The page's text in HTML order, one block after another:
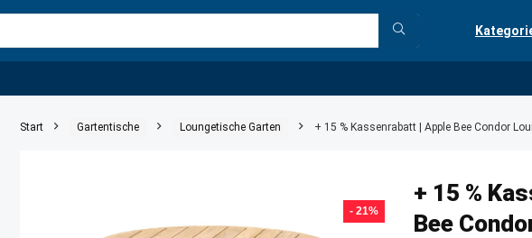
Start Gartentische Loungetische Garten + 15 % Kassenrabatt | Apple Bee Condor
- 21%
+ 15 %
Bee